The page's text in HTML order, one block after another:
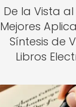
De la Vista
Mejores
Síntesis de
Libros